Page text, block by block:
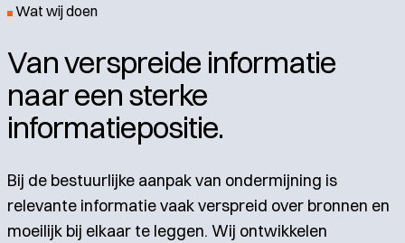
Wat wij doen
Van verspreide informatie
naar een sterke
informatiepositie.
Bij de bestuurlijke aanpak van ondermijning is
relevante informatie vaak verspreid over bronnen en
moeilijk bij elkaar te leggen. Wij ontwikkelen